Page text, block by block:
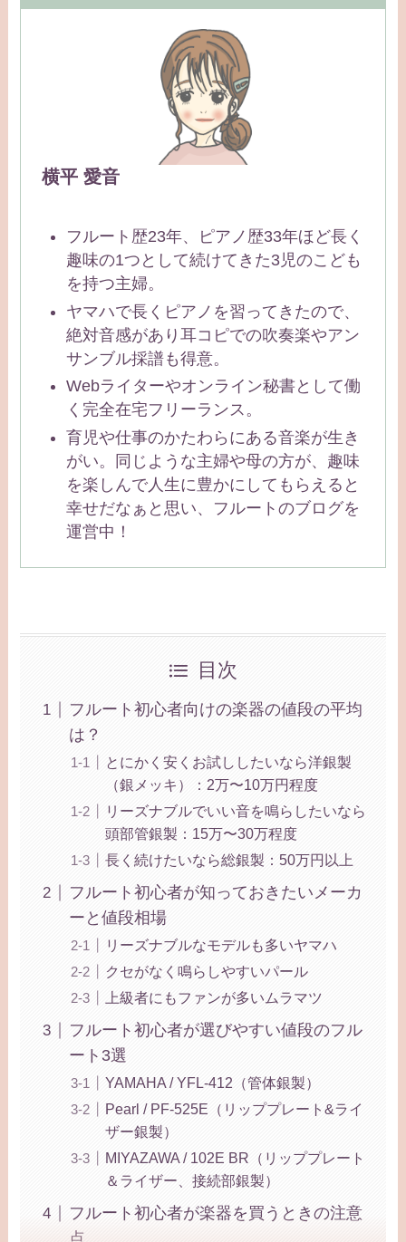
横平 愛音
フルート歴23年、ピアノ歴33年ほど長く
趣味の1つとして続けてきた3児のこども
を持つ主婦。
ヤマハで長くピアノを習ってきたので、
絶対音感があり耳コピでの吹奏楽やアン
サンブル採譜も得意。
Webライターやオンライン秘書として働
く完全在宅フリーランス。
育児や仕事のかたわらにある音楽が生き
がい。同じような主婦や母の方が、趣味
を楽しんで人生に豊かにしてもらえると
幸せだなぁと思い、フルートのブログを
運営中！
目次
フルート初心者向けの楽器の値段の平均
は？
とにかく安くお試ししたいなら洋銀製
（銀メッキ）：2万〜10万円程度
リーズナブルでいい音を鳴らしたいなら
頭部管銀製：15万〜30万程度
長く続けたいなら総銀製：50万円以上
フルート初心者が知っておきたいメーカ
ーと値段相場
リーズナブルなモデルも多いヤマハ
クセがなく鳴らしやすいパール
上級者にもファンが多いムラマツ
フルート初心者が選びやすい値段のフル
ート3選
YAMAHA / YFL-412（管体銀製）
Pearl / PF-525E（リッププレート&ライ
ザー銀製）
MIYAZAWA / 102E BR（リッププレート
＆ライザー、接続部銀製）
フルート初心者が楽器を買うときの注意